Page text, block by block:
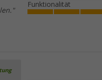
Funktionalität